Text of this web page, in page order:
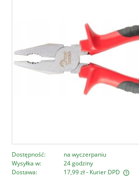
Dostępność:
na wyczerpaniu
Wysyłka w:
24 godziny
Dostawa:
17,99 zł- Kurier DPD
Cena nie zawiera ewentualnych